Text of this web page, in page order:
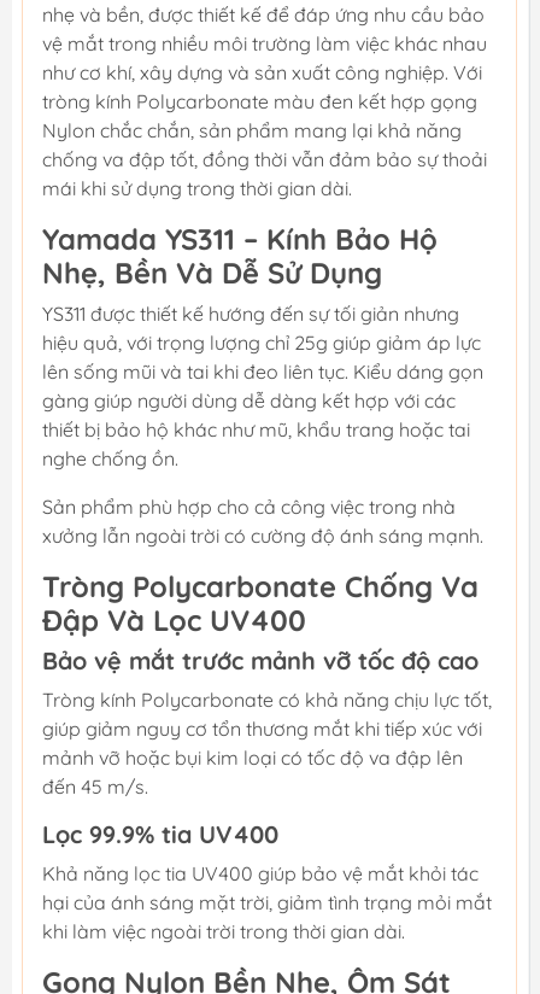
nhẹ và bền, được thiết kế để đáp ứng nhu cầu bảo
vệ mắt trong nhiều môi trường làm việc khác nhau
như cơ khí, xây dựng và sản xuất công nghiệp. Với
tròng kính Polycarbonate màu đen kết hợp gọng
Nylon chắc chắn, sản phẩm mang lại khả năng
chống va đập tốt, đồng thời vẫn đảm bảo sự thoải
mái khi sử dụng trong thời gian dài.
Yamada YS311 – Kính Bảo Hộ
Nhẹ, Bền Và Dễ Sử Dụng
YS311 được thiết kế hướng đến sự tối giản nhưng
hiệu quả, với trọng lượng chỉ 25g giúp giảm áp lực
lên sống mũi và tai khi đeo liên tục. Kiểu dáng gọn
gàng giúp người dùng dễ dàng kết hợp với các
thiết bị bảo hộ khác như mũ, khẩu trang hoặc tai
nghe chống ồn.
Sản phẩm phù hợp cho cả công việc trong nhà
xưởng lẫn ngoài trời có cường độ ánh sáng mạnh.
Tròng Polycarbonate Chống Va
Đập Và Lọc UV400
Bảo vệ mắt trước mảnh vỡ tốc độ cao
Tròng kính Polycarbonate có khả năng chịu lực tốt,
giúp giảm nguy cơ tổn thương mắt khi tiếp xúc với
mảnh vỡ hoặc bụi kim loại có tốc độ va đập lên
đến 45 m/s.
Lọc 99.9% tia UV400
Khả năng lọc tia UV400 giúp bảo vệ mắt khỏi tác
hại của ánh sáng mặt trời, giảm tình trạng mỏi mắt
khi làm việc ngoài trời trong thời gian dài.
Gọng Nylon Bền Nhẹ, Ôm Sát